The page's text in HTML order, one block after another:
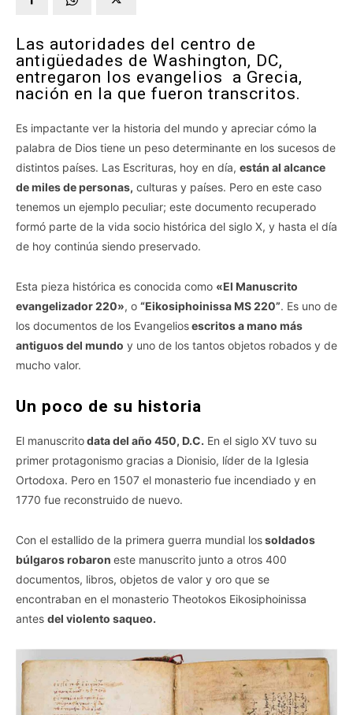
Las autoridades del centro de
antigüedades de Washington, DC,
entregaron los evangelios a Grecia,
nación en la que fueron transcritos.
Es impactante ver la historia del mundo y apreciar cómo la
palabra de Dios tiene un peso determinante en los sucesos de
distintos países. Las Escrituras, hoy en día, están al alcance
de miles de personas, culturas y países. Pero en este caso
tenemos un ejemplo peculiar; este documento recuperado
formó parte de la vida socio histórica del siglo X, y hasta el día
de hoy continúa siendo preservado.
Esta pieza histórica es conocida como «El Manuscrito
evangelizador 220», o “Eikosiphoinissa MS 220”. Es uno de
los documentos de los Evangeliosescritos a mano más
antiguos del mundo y uno de los tantos objetos robados y de
mucho valor.
Un poco de su historia
El manuscritodata del año 450, D.C. En el siglo XV tuvo su
primer protagonismo gracias a Dionisio, líder de la Iglesia
Ortodoxa. Pero en 1507 el monasterio fue incendiado y en
1770 fue reconstruido de nuevo.
Con el estallido de la primera guerra mundial lossoldados
búlgaros robaron este manuscrito junto a otros 400
documentos, libros, objetos de valor y oro que se
encontraban en el monasterio Theotokos Eikosiphoinissa
antes del violento saqueo.